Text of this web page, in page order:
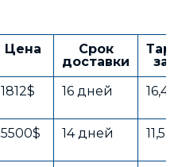
Цена
Срок
доставки
за
1812$ 16 дней 16,4
5500$ 14 дней 11,5